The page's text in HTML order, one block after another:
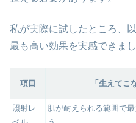
私が実際に試したところ、
最も高い効果を実感できまし
項目 「生えてこ
照射レ
肌が耐えられる範囲で